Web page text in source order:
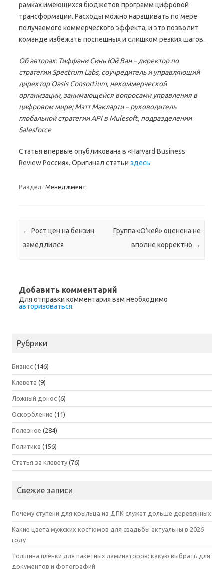
рамках имеющихся бюджетов программ цифровой
трансформации. Расходы можно наращивать по мере
получаемого коммерческого эффекта, и это позволит
команде избежать поспешных и слишком резких шагов.
Об авторах: Тиффани Синь Юй Ван – директор по
стратегии Spectrum Labs, соучредитель и управляющий
директор Oasis Consortium, некоммерческой
организации, занимающейся вопросами управления в
цифровом мире; Мэтт Макларти – руководитель
глобальной стратегии API в Mulesoft, подразделении
Salesforce
Статья впервые опубликована в «Harvard Business
Review Россия». Оригинал статьи здесь
Раздел: Менеджмент
Навигация по записям
← Рост цен на бензин
замедлился
Группа «О’кей» оценена не
вполне корректно →
Добавить комментарий
Для отправки комментария вам необходимо
авторизоваться.
Рубрики
Бизнес (146)
Клевета (9)
Ложный донос (6)
Оскорбление (11)
Полезное (284)
Политика (156)
Статья за клевету (76)
Свежие записи
Почему ступени для крыльца из ДПК служат дольше деревянных
Какие цвета мужских костюмов для свадьбы актуальны в 2026
году
Толщина пленки для пакетных ламинаторов: какую выбрать для
документов и фотографий